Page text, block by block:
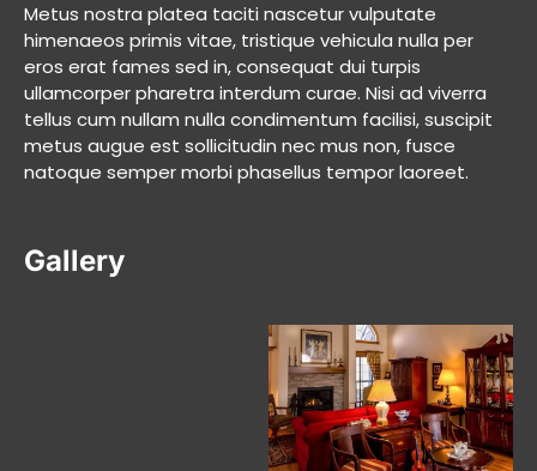
Metus nostra platea taciti nascetur vulputate
himenaeos primis vitae, tristique vehicula nulla per
eros erat fames sed in, consequat dui turpis
ullamcorper pharetra interdum curae. Nisi ad viverra
tellus cum nullam nulla condimentum facilisi, suscipit
metus augue est sollicitudin nec mus non, fusce
natoque semper morbi phasellus tempor laoreet.
Gallery